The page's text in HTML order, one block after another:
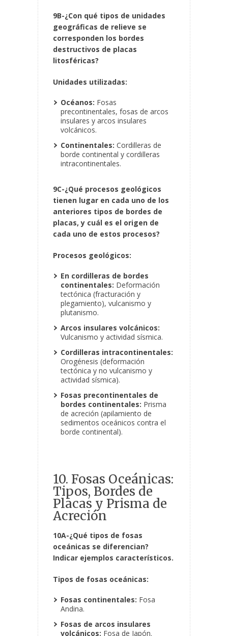
9B-¿Con qué tipos de unidades
geográficas de relieve se
corresponden los bordes
destructivos de placas
litosféricas?
Unidades utilizadas:
Océanos: Fosas
precontinentales, fosas de arcos
insulares y arcos insulares
volcánicos.
Continentales: Cordilleras de
borde continental y cordilleras
intracontinentales.
9C-¿Qué procesos geológicos
tienen lugar en cada uno de los
anteriores tipos de bordes de
placas, y cuál es el origen de
cada uno de estos procesos?
Procesos geológicos:
En cordilleras de bordes
continentales: Deformación
tectónica (fracturación y
plegamiento), vulcanismo y
plutanismo.
Arcos insulares volcánicos:
Vulcanismo y actividad sísmica.
Cordilleras intracontinentales:
Orogénesis (deformación
tectónica y no vulcanismo y
actividad sísmica).
Fosas precontinentales de
bordes continentales: Prisma
de acreción (apilamiento de
sedimentos oceánicos contra el
borde continental).
10. Fosas Oceánicas:
Tipos, Bordes de
Placas y Prisma de
Acreción
10A-¿Qué tipos de fosas
oceánicas se diferencian?
Indicar ejemplos característicos.
Tipos de fosas oceánicas:
Fosas continentales: Fosa
Andina.
Fosas de arcos insulares
volcánicos: Fosa de Japón.